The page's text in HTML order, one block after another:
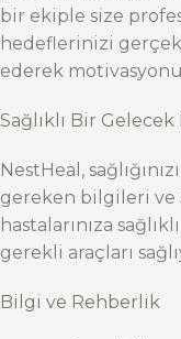
bir ekiple size
hedeflerinizi
ederek
Sağlıklı Bir Gelecek
NestHeal,
gereken bilgileri ve
hastalarınıza
gerekli araçları
Bilgi ve Rehberlik